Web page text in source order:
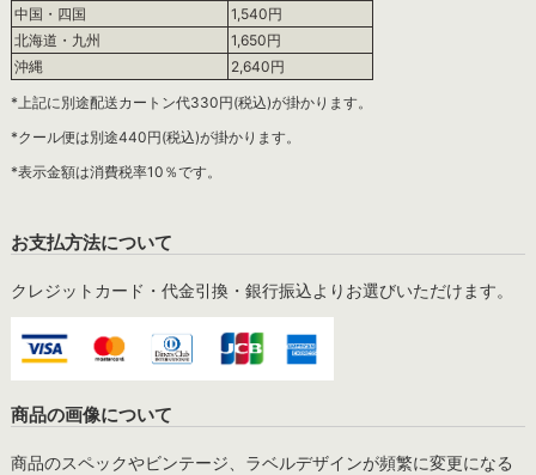
中国・四国
1,540円
北海道・九州
1,650円
沖縄
2,640円
*上記に別途配送カートン代330円(税込)が掛かります。
*クール便は別途440円(税込)が掛かります。
*表示金額は消費税率10％です。
お支払方法について
クレジットカード・代金引換・銀行振込よりお選びいただけます。
商品の画像について
商品のスペックやビンテージ、ラベルデザインが頻繁に変更になる